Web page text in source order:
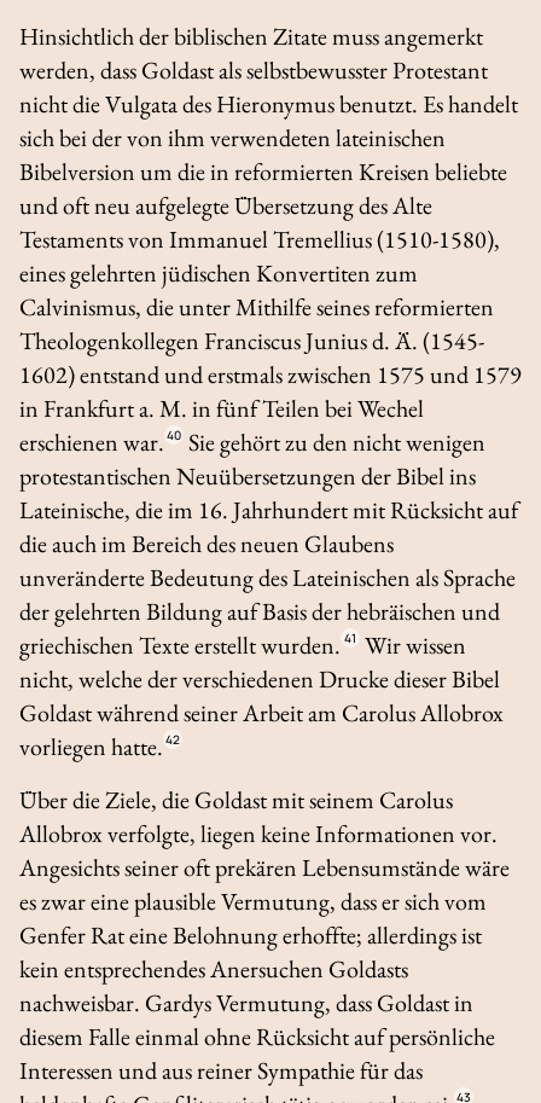
Hinsichtlich der biblischen Zitate muss angemerkt
werden, dass Goldast als selbstbewusster Protestant
nicht dieVulgatades Hieronymus benutzt. Es handelt
sich bei der von ihm verwendeten lateinischen
Bibelversion um die in reformierten Kreisen beliebte
und oft neu aufgelegte Übersetzung des Alte
Testaments von Immanuel Tremellius (1510-1580),
eines gelehrten jüdischen Konvertiten zum
Calvinismus, die unter Mithilfe seines reformierten
Theologenkollegen Franciscus Junius d. Ä. (1545-
1602) entstand und erstmals zwischen 1575 und 1579
in Frankfurt a. M. in fünf Teilen bei Wechel
erschienen war. 40 Sie gehört zu den nicht wenigen
protestantischen Neuübersetzungen der Bibel ins
Lateinische, die im 16. Jahrhundert mit Rücksicht auf
die auch im Bereich des neuen Glaubens
unveränderte Bedeutung des Lateinischen als Sprache
der gelehrten Bildung auf Basis der hebräischen und
griechischen Texte erstellt wurden. 41 Wir wissen
nicht, welche der verschiedenen Drucke dieser Bibel
Goldast während seiner Arbeit am Carolus Allobrox
vorliegen hatte. 42
Über die Ziele, die Goldast mit seinem Carolus
Allobroxverfolgte, liegen keine Informationen vor.
Angesichts seiner oft prekären Lebensumstände wäre
es zwar eine plausible Vermutung, dass er sich vom
Genfer Rat eine Belohnung erhoffte; allerdings ist
kein entsprechendes Anersuchen Goldasts
nachweisbar. Gardys Vermutung, dass Goldast in
diesem Falle einmal ohne Rücksicht auf persönliche
Interessen und aus reiner Sympathie für das
43